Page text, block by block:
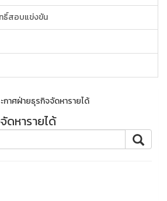
ธิ์สอบแข่งขัน
กาศฝ่ายธุรกิจจัดหารายได้
ดหารายได้